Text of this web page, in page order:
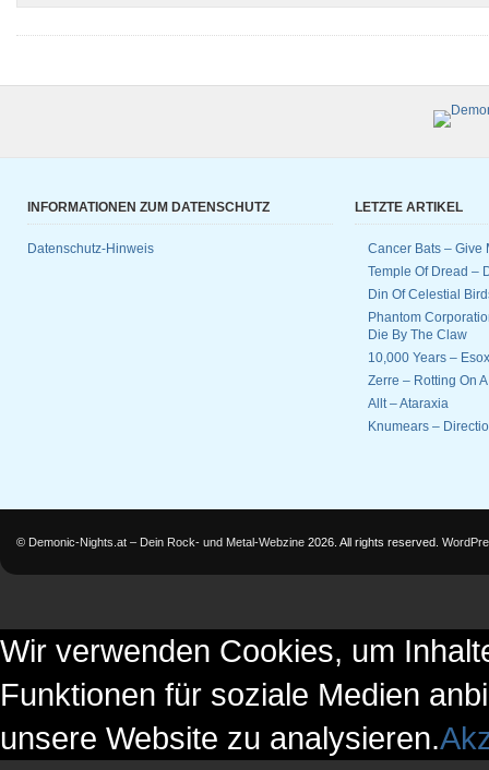
INFORMATIONEN ZUM DATENSCHUTZ
Datenschutz-Hinweis
LETZTE ARTIKEL
Cancer Bats – Give
Temple Of Dread –
Din Of Celestial
Phantom
Die By The Claw
10,000 Years –
Zerre – Rotting On
Allt – Ataraxia
Knumears –
© Demonic-Nights.at – Dein Rock- und Metal-Webzine 2026. All rights reserved.
Wir verwenden Cookies, um
Funktionen für soziale Medien
unsere Website zu analysieren.